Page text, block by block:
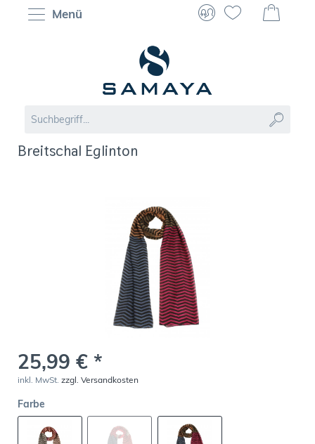
Menü
Breitschal Eglinton
25,99 € *
inkl. MwSt. zzgl. Versandkosten
Farbe